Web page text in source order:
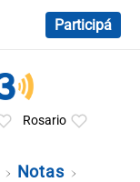
Participá
Rosario
Notas